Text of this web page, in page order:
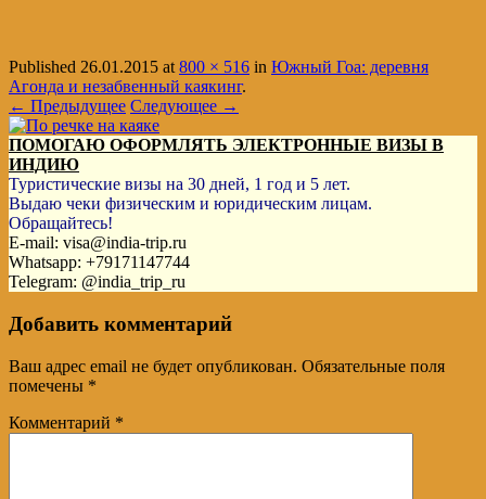
Published 26.01.2015 at800 × 516 in Южный Гоа: деревня
Агонда и незабвенный каякинг.
← Предыдущее Следующее →
ПОМОГАЮ ОФОРМЛЯТЬ ЭЛЕКТРОННЫЕ ВИЗЫ В
ИНДИЮ
Туристические визы на 30 дней, 1 год и 5 лет.
Выдаю чеки физическим и юридическим лицам.
Обращайтесь!
E-mail: visa@india-trip.ru
Whatsapp: +79171147744
Telegram: @india_trip_ru
Добавить комментарий
Ваш адрес email не будет опубликован. Обязательные поля
помечены *
Комментарий *